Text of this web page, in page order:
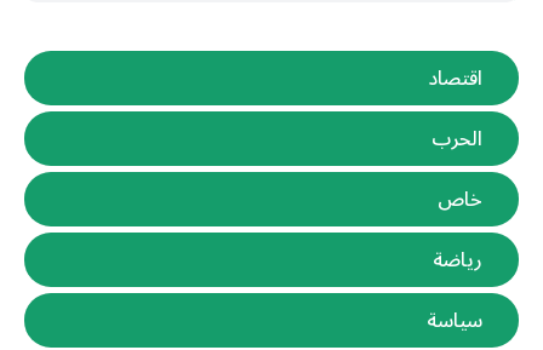
اقتصاد
الحرب
خاص
رياضة
سياسة